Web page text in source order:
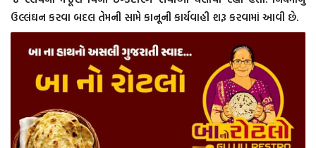
ઉલ્લંઘન કરવા બદલ તેમની સામે કાનૂની કાર્યવાહી શરૂ કરવામાં આવી છે.